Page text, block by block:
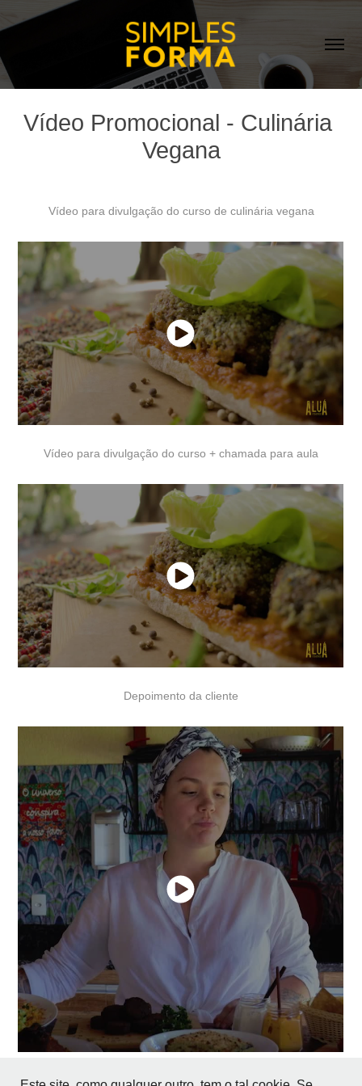
Vídeo Promocional - Culinária
Vegana
Vídeo para divulgação do curso de culinária vegana
Vídeo para divulgação do curso + chamada para aula
Depoimento da cliente